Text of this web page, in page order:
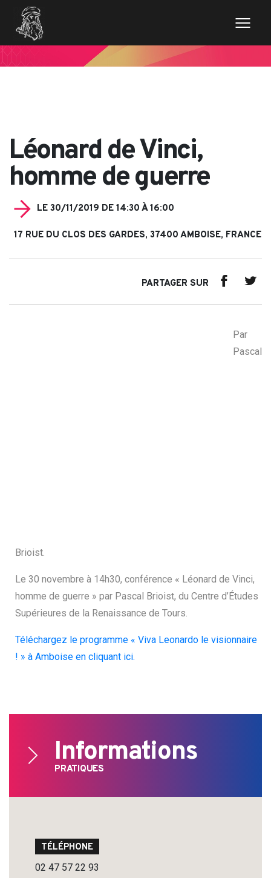
// Variables des champs de la page de news $imageentete
= get_field('image_entete'); ?>
Léonard de Vinci,
homme de guerre
LE 30/11/2019 DE 14:30 À 16:00
17 RUE DU CLOS DES GARDES, 37400 AMBOISE, FRANCE
PARTAGER SUR
Par
Pascal
Brioist.
Le 30 novembre à 14h30, conférence « Léonard de Vinci,
homme de guerre » par Pascal Brioist, du Centre d’Études
Supérieures de la Renaissance de Tours.
Téléchargez le programme « Viva Leonardo le visionnaire
! » à Amboise en cliquant ici.
Informations
PRATIQUES
TÉLÉPHONE
02 47 57 22 93